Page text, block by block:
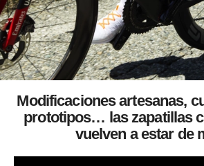
Modificaciones artesanas,
prototipos… las zapatillas
vuelven a estar de